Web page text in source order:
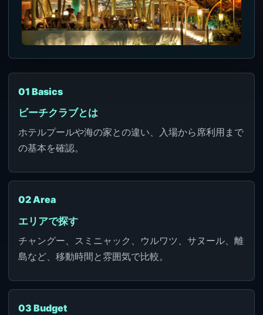
01 Basics
ビーチクラブとは
ホテルプールや海の家との違い、入場から席利用まで
の基本を確認。
02 Area
エリアで探す
チャングー、スミニャック、ウルワツ、サヌール、離
島など、移動時間と雰囲気で比較。
03 Budget